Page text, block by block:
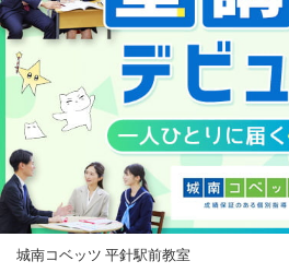
城南コベッツ 平針駅前教室